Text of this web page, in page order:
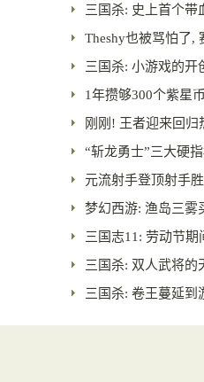
三国杀: 史上首个
Theshy也被骂怕了,
三国杀: 小游戏的
1年攒够300个紫星
刚刚! 王者迎来回
“斩龙勇士”三大硬
元流射手登顶射手
梦幻西游: 渔岛三
三国志11: 劳动节
三国杀: 双人武将
三国杀: 卷王蔓延